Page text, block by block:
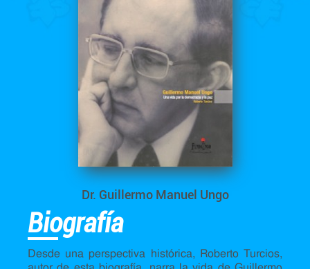
Dr. Guillermo Manuel Ungo
Biografía
Desde una perspectiva histórica, Roberto Turcios,